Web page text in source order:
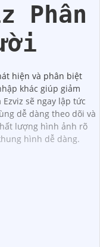
Phân
hiện và phân biệt
khác giúp giảm
sẽ ngay lập tức
dễ dàng theo dõi và
lượng hình ảnh rõ
hình dễ dàng.
2K là giải pháp
để nâng cao hệ